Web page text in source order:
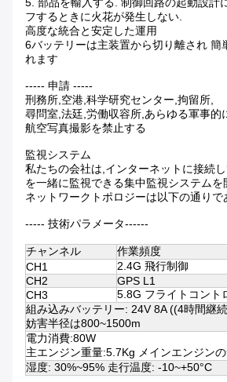
5. 部品を輸入する. 制御回路の起動設計
フするときに火花が発生しない.
高度な統合と安定した運用
6バッテリーは主装置から切り離され 簡
れます
----- 申請 -----
刑務所,空港,科学研究センター,拘留所,
尋問室,法廷,労働収容所,あらゆる軍事的
航空写真撮影を禁止する
監視システム
私たちの会社は,インターネットに接続
を一緒に監視できる集中監視システムを
ネットワークトポロジーは以下の通りで
----- 技術パラメータ------
チャンネル 作業頻度
CH1
2.4G 飛行制御
CH2
GPS L1
CH3
5.8G フライトコント
組み込みバッテリー: 24V 8A ((4時間継
妨害半径は800~1500m
電力消費:80W
主エンジン重量:5.7Kg メインエンジン
湿度: 30%~95% 走行温度: -10~+50°C